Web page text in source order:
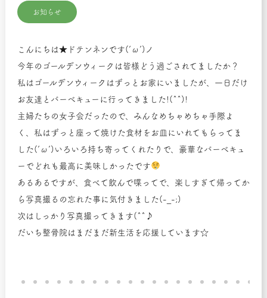
お知らせ
こんにちは★ドテンネンです(‘ω’)ノ
今年のゴールデンウィークは皆様どう過ごされてましたか？
私はゴールデンウィークはずっとお家にいましたが、一日だけ
お友達とバーベキューに行ってきました!(^^)!
主婦たちの女子会だったので、みんなめちゃめちゃ手際よ
く、私はずっと座って焼けた食材をお皿にいれてもらってま
した(‘ω’)いろいろ持ち寄ってくれたりで、豪華なバーベキュ
ーでどれも最高に美味しかったです
あるあるですが、食べて飲んで喋ってで、楽しすぎて帰ってか
ら写真撮るの忘れた事に気付きました(-_-;)
次はしっかり写真撮ってきます(^^♪
だいち整骨院はまだまだ新生活を応援しています☆